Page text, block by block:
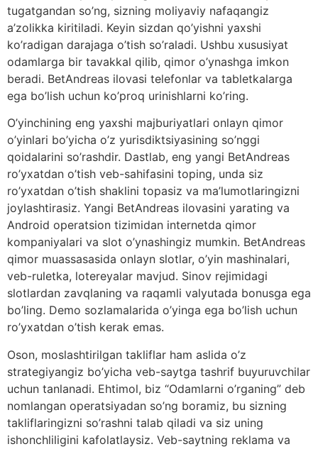
tugatgandan so’ng, sizning moliyaviy nafaqangiz
a’zolikka kiritiladi. Keyin sizdan qo’yishni yaxshi
ko’radigan darajaga o’tish so’raladi. Ushbu xususiyat
odamlarga bir tavakkal qilib, qimor o’ynashga imkon
beradi. BetAndreas ilovasi telefonlar va tabletkalarga
ega bo’lish uchun ko’proq urinishlarni ko’ring.
O’yinchining eng yaxshi majburiyatlari onlayn qimor
o’yinlari bo’yicha o’z yurisdiktsiyasining so’nggi
qoidalarini so’rashdir. Dastlab, eng yangi BetAndreas
ro’yxatdan o’tish veb-sahifasini toping, unda siz
ro’yxatdan o’tish shaklini topasiz va ma’lumotlaringizni
joylashtirasiz. Yangi BetAndreas ilovasini yarating va
Android operatsion tizimidan internetda qimor
kompaniyalari va slot o’ynashingiz mumkin. BetAndreas
qimor muassasasida onlayn slotlar, o’yin mashinalari,
veb-ruletka, lotereyalar mavjud. Sinov rejimidagi
slotlardan zavqlaning va raqamli valyutada bonusga ega
bo’ling. Demo sozlamalarida o’yinga ega bo’lish uchun
ro’yxatdan o’tish kerak emas.
Oson, moslashtirilgan takliflar ham aslida o’z
strategiyangiz bo’yicha veb-saytga tashrif buyuruvchilar
uchun tanlanadi. Ehtimol, biz “Odamlarni o’rganing” deb
nomlangan operatsiyadan so’ng boramiz, bu sizning
takliflaringizni so’rashni talab qiladi va siz uning
ishonchliligini kafolatlaysiz. Veb-saytning reklama va